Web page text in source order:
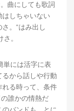
曲にしても歌詞
しちゃいない
。“はみ出し
。
には活字に表
から話しや行動
れる時って、条件
誰かの情熱だ